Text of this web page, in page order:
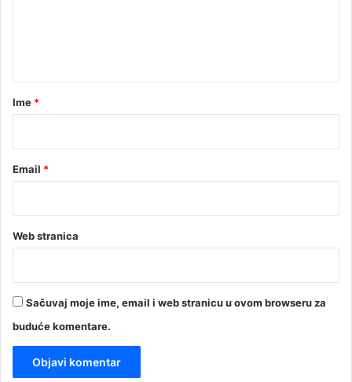
rIme *
Email *
Web stranica
Sačuvaj moje ime, email i web stranicu u ovom browseru za
buduće komentare.